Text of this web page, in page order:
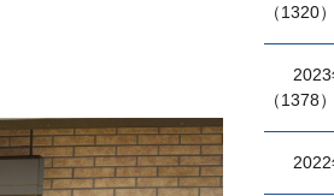
（1320）
（1378）
2022